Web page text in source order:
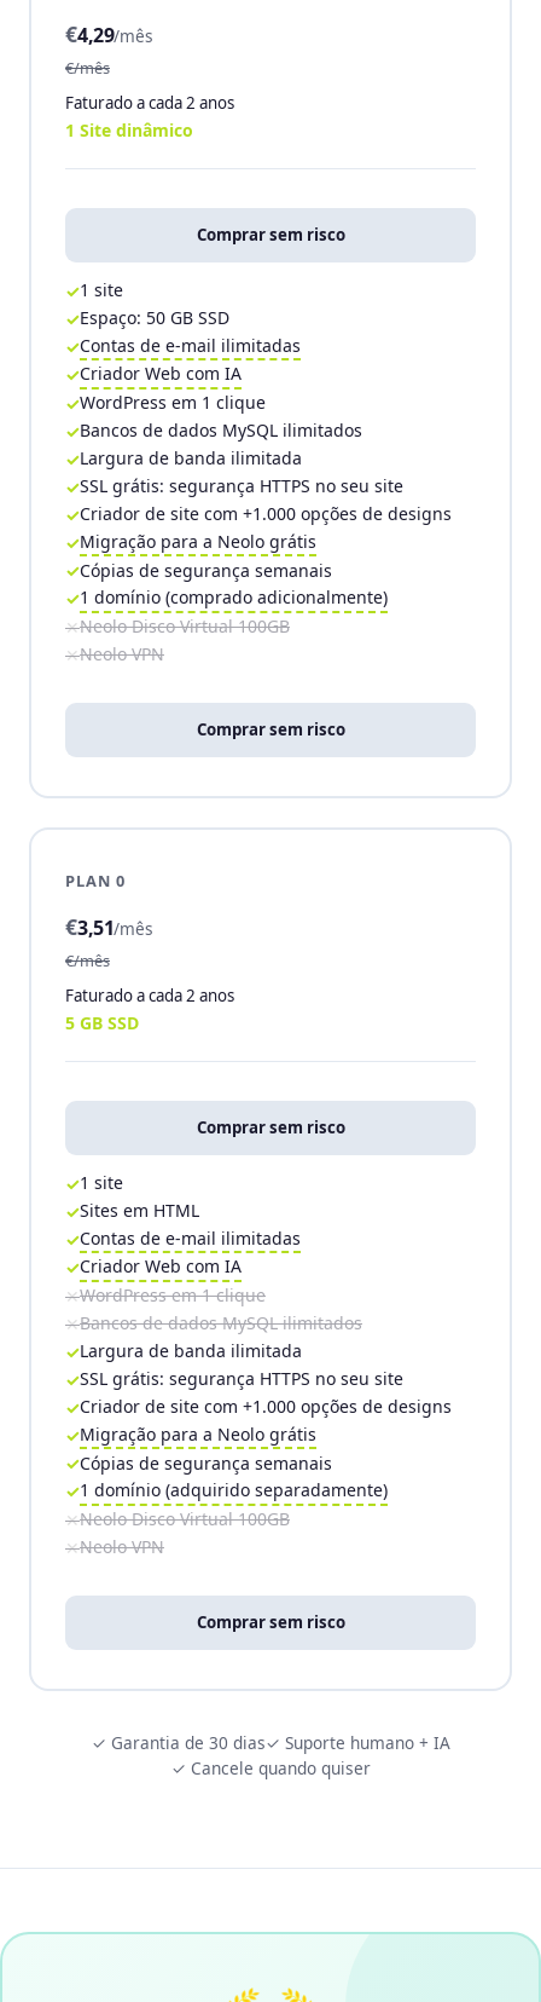
€4,29/mês
€/mês
Faturado a cada 2 anos
1 Site dinâmico
Comprar sem risco
1 site
Espaço: 50 GB SSD
Contas de e-mail ilimitadas
Criador Web com IA
WordPress em 1 clique
Bancos de dados MySQL ilimitados
Largura de banda ilimitada
SSL grátis: segurança HTTPS no seu site
Criador de site com +1.000 opções de designs
Migração para a Neolo grátis
Cópias de segurança semanais
1 domínio (comprado adicionalmente)
Neolo Disco Virtual 100GB
Neolo VPN
Comprar sem risco
PLAN 0
€3,51/mês
€/mês
Faturado a cada 2 anos
5 GB SSD
Comprar sem risco
1 site
Sites em HTML
Contas de e-mail ilimitadas
Criador Web com IA
WordPress em 1 clique
Bancos de dados MySQL ilimitados
Largura de banda ilimitada
SSL grátis: segurança HTTPS no seu site
Criador de site com +1.000 opções de designs
Migração para a Neolo grátis
Cópias de segurança semanais
1 domínio (adquirido separadamente)
Neolo Disco Virtual 100GB
Neolo VPN
Comprar sem risco
✓ Garantia de 30 dias✓ Suporte humano + IA
✓ Cancele quando quiser